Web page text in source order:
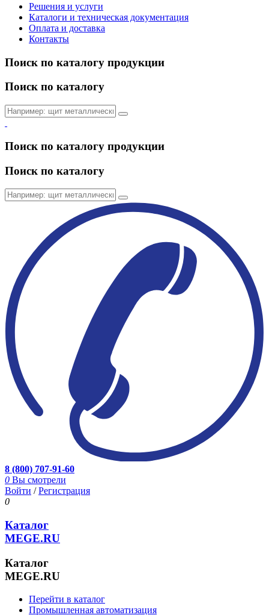
Решения и услуги
Каталоги и техническая документация
Оплата и доставка
Контакты
Поиск по каталогу продукции
Поиск по каталогу
Поиск по каталогу продукции
Поиск по каталогу
8 (800) 707-91-60
0 Вы смотрели
Войти /Регистрация
0
Каталог
MEGE.RU
Каталог
MEGE.RU
Перейти в каталог
Промышленная автоматизация